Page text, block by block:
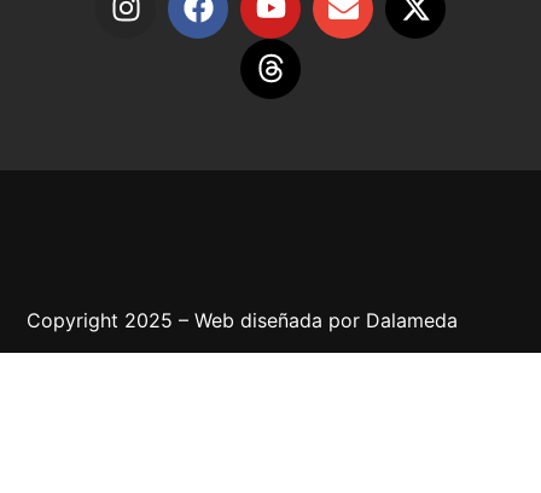
Copyright 2025 – Web diseñada por Dalameda